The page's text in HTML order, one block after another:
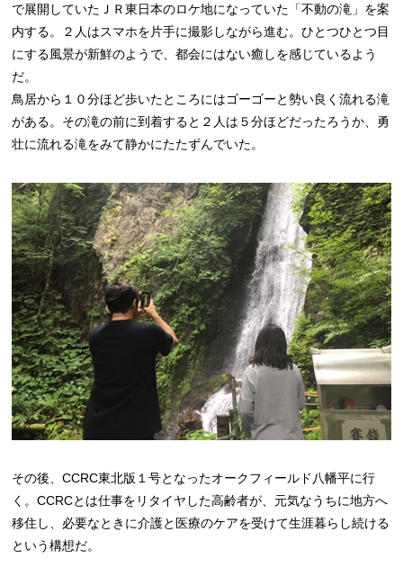
で展開していたＪＲ東日本のロケ地になっていた「不動の滝」を案
内する。２人はスマホを片手に撮影しながら進む。ひとつひとつ目
にする風景が新鮮のようで、都会にはない癒しを感じているよう
だ。
鳥居から１０分ほど歩いたところにはゴーゴーと勢い良く流れる滝
がある。その滝の前に到着すると２人は５分ほどだったろうか、勇
壮に流れる滝をみて静かにたたずんでいた。
その後、CCRC東北版１号となったオークフィールド八幡平に行
く。CCRCとは仕事をリタイヤした高齢者が、元気なうちに地方へ
移住し、必要なときに介護と医療のケアを受けて生涯暮らし続ける
という構想だ。